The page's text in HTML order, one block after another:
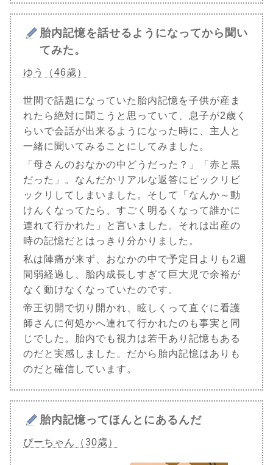
胎内記憶を話せるようになってから聞い
てみた。
ゆう（46歳）
世間で話題になっていた胎内記憶を子供が産ま
れたら絶対に聞こうと思っていて、息子が2歳く
らいで会話が出来るようになった時に、主人と
一緒に聞いてみることにしてみました。
「母さんのおなかの中どうだった？」「赤と黒
だった」。なんだかリアルな返答にビックリビ
ックリしてしまいました。そして「なんか～動
けんくなってたら、すごく明るくなって誰かに
連れて行かれた」と言いました。それは出産の
時の記憶だとはっきり分かりました。
私は陣痛が来ず、おなかの中で予定日よりも2週
間弱経過し、胎内成長しすぎて巨大児で余裕が
なく動けなくなっていたのです。
帝王切開で切り開かれ、眩しくって直ぐに看護
師さんに何処かへ連れて行かれたのも事実と同
じでした。胎内でも視力は若干あり記憶もある
のだと実感しました。だから胎内記憶はありも
のだと確信しています。
胎内記憶ってほんとにあるんだ
ぴーちゃん（30歳）